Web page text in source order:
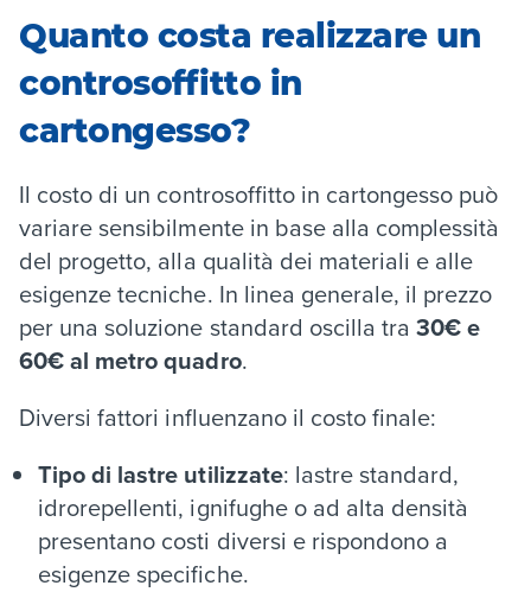
Quanto costa realizzare un
controsoffitto in
cartongesso?
Il costo di un controsoffitto in cartongesso può
variare sensibilmente in base alla complessità
del progetto, alla qualità dei materiali e alle
esigenze tecniche. In linea generale, il prezzo
per una soluzione standard oscilla tra30€ e
60€ al metro quadro.
Diversi fattori influenzano il costo finale:
Tipo di lastre utilizzate: lastre standard,
idrorepellenti, ignifughe o ad alta densità
presentano costi diversi e rispondono a
esigenze specifiche.